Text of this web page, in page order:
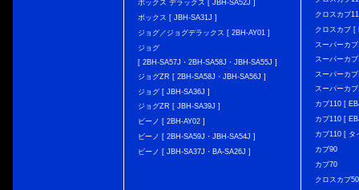
ボックス デラックス [ JBH-SA52J ]
ボックス [ JBH-SA31J ]
ジョグ／ジョグデラックス [ 2BH-AY01 ]
ジョグ
[ 2BH-SA57J・2BH-SA58J・JBH-SA55J ]
ジョグZR [ 2BH-SA58J・JBH-SA56J ]
ジョグ [ JBH-SA36J ]
ジョグZR [ JBH-SA39J ]
ビーノ [ 2BH-AY02 ]
ビーノ [ 2BH-SA59J・JBH-SA54J ]
ビーノ [ JBH-SA37J・BA-SA26J ]
クロスカブ
クロスカブ [
スーパーカ
スーパーカ
スーパーカ
スーパーカ
カブ110 [
カブ110 [
カブ110 [ タ
カブ90
カブ70
クロスカブ